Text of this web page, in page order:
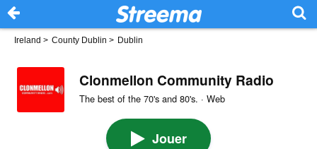
Ireland > County Dublin > Dublin
Clonmellon Community Radio
The best of the 70's and 80's. · Web
Jouer